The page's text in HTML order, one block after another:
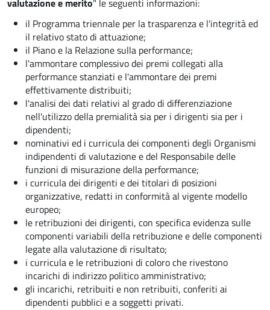
valutazione e merito" le seguenti informazioni:
il Programma triennale per la trasparenza e l'integrità ed
il relativo stato di attuazione;
il Piano e la Relazione sulla performance;
l'ammontare complessivo dei premi collegati alla
performance stanziati e l'ammontare dei premi
effettivamente distribuiti;
l'analisi dei dati relativi al grado di differenziazione
nell'utilizzo della premialità sia per i dirigenti sia per i
dipendenti;
nominativi ed i curricula dei componenti degli Organismi
indipendenti di valutazione e del Responsabile delle
funzioni di misurazione della performance;
i curricula dei dirigenti e dei titolari di posizioni
organizzative, redatti in conformità al vigente modello
europeo;
le retribuzioni dei dirigenti, con specifica evidenza sulle
componenti variabili della retribuzione e delle componenti
legate alla valutazione di risultato;
i curricula e le retribuzioni di coloro che rivestono
incarichi di indirizzo politico amministrativo;
gli incarichi, retribuiti e non retribuiti, conferiti ai
dipendenti pubblici e a soggetti privati.